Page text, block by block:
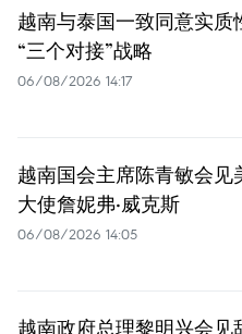
越南与泰国一致同意实质
“三个对接”战略
06/08/2026 14:17
越南国会主席陈青敏会见
大使詹妮弗·威克斯
06/08/2026 14:05
越南政府总理黎明兴会见